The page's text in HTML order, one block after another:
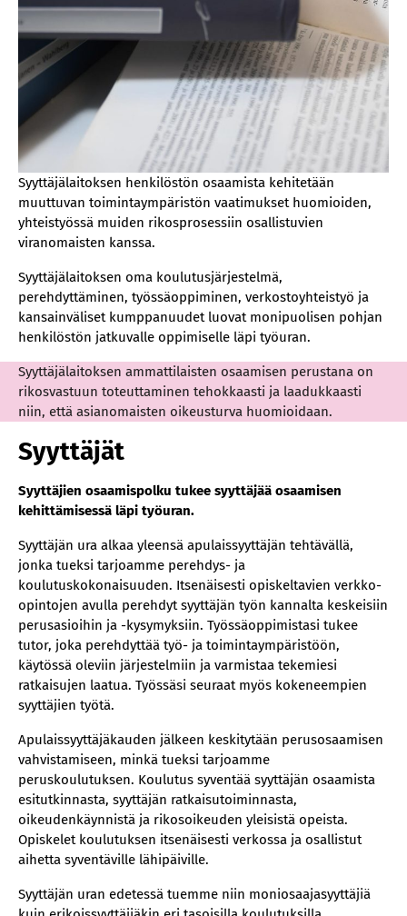
Syyttäjälaitoksen henkilöstön osaamista kehitetään
muuttuvan toimintaympäristön vaatimukset huomioiden,
yhteistyössä muiden rikosprosessiin osallistuvien
viranomaisten kanssa.
Syyttäjälaitoksen oma koulutusjärjestelmä,
perehdyttäminen, työssäoppiminen, verkostoyhteistyö ja
kansainväliset kumppanuudet luovat monipuolisen pohjan
henkilöstön jatkuvalle oppimiselle läpi työuran.
Syyttäjälaitoksen ammattilaisten osaamisen perustana on
rikosvastuun toteuttaminen tehokkaasti ja laadukkaasti
niin, että asianomaisten oikeusturva huomioidaan.
Syyttäjät
Syyttäjien osaamispolku tukee syyttäjää osaamisen
kehittämisessä läpi työuran.
Syyttäjän ura alkaa yleensä apulaissyyttäjän tehtävällä,
jonka tueksi tarjoamme perehdys- ja
koulutuskokonaisuuden. Itsenäisesti opiskeltavien verkko-
opintojen avulla perehdyt syyttäjän työn kannalta keskeisiin
perusasioihin ja -kysymyksiin. Työssäoppimistasi tukee
tutor, joka perehdyttää työ- ja toimintaympäristöön,
käytössä oleviin järjestelmiin ja varmistaa tekemiesi
ratkaisujen laatua. Työssäsi seuraat myös kokeneempien
syyttäjien työtä.
Apulaissyyttäjäkauden jälkeen keskitytään perusosaamisen
vahvistamiseen, minkä tueksi tarjoamme
peruskoulutuksen. Koulutus syventää syyttäjän osaamista
esitutkinnasta, syyttäjän ratkaisutoiminnasta,
oikeudenkäynnistä ja rikosoikeuden yleisistä opeista.
Opiskelet koulutuksen itsenäisesti verkossa ja osallistut
aihetta syventäville lähipäiville.
Syyttäjän uran edetessä tuemme niin moniosaajasyyttäjiä